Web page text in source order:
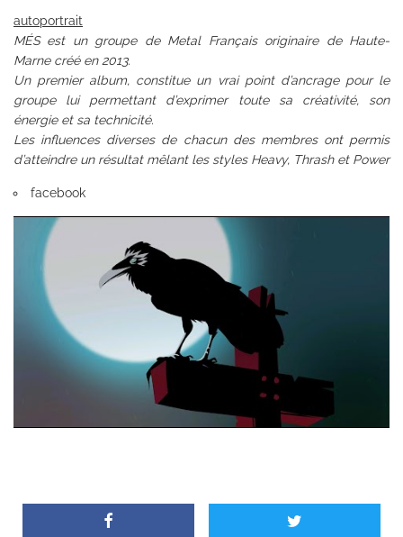
autoportrait
MÉS est un groupe de Metal Français originaire de Haute-
Marne créé en 2013.
Un premier album, constitue un vrai point d’ancrage pour le
groupe lui permettant d’exprimer toute sa créativité, son
énergie et sa technicité.
Les influences diverses de chacun des membres ont permis
d’atteindre un résultat mêlant les styles Heavy, Thrash et Power
facebook